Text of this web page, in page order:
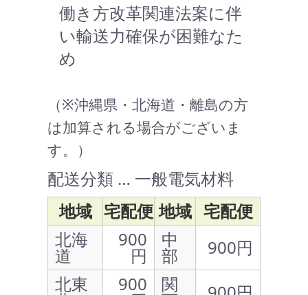
働き方改革関連法案に伴
い輸送力確保が困難なた
め
（※沖縄県・北海道・離島の方
は加算される場合がございま
す。）
配送分類 … 一般電気材料
地域 宅配便 地域 宅配便
北海
道
900
円
中
部
900円
北東
900 関